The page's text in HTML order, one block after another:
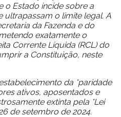
Estado incide sobre a
o limite legal. A
da Fazenda e do
exatamente o
Corrente Líquida (RCL) do
a Constituição, neste
da *paridade
ativos, aposentados e
extinta pela *Lei
de setembro de 2024.